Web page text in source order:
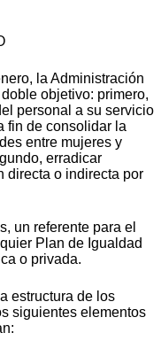
la Administración
objetivo: primero,
personal a su servicio
fin de consolidar la
entre mujeres y
erradicar
directa o indirecta por
un referente para el
Plan de Igualdad
o privada.
estructura de los
siguientes elementos